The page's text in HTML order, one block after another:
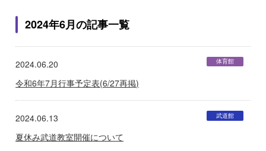
2024年6月の記事一覧
2024.06.20 体育館
令和6年7月行事予定表(6/27再掲)
2024.06.13 武道館
夏休み武道教室開催について